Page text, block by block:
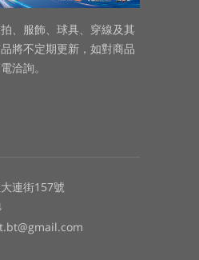
、服飾、球具、穿線及其
將不定期更新，如對商品
洽詢。
連街157號